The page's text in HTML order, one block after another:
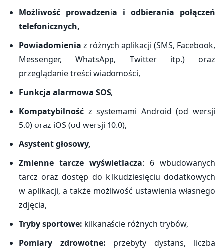
Możliwość prowadzenia i odbierania połączeń
telefonicznych,
Powiadomienia z różnych aplikacji (SMS, Facebook,
Messenger, WhatsApp, Twitter itp.) oraz
przeglądanie treści wiadomości,
Funkcja alarmowa SOS,
Kompatybilność z systemami Android (od wersji
5.0) oraz iOS (od wersji 10.0),
Asystent głosowy,
Zmienne tarcze wyświetlacza: 6 wbudowanych
tarcz oraz dostęp do kilkudziesięciu dodatkowych
w aplikacji, a także możliwość ustawienia własnego
zdjęcia,
Tryby sportowe: kilkanaście różnych trybów,
Pomiary zdrowotne: przebyty dystans, liczba